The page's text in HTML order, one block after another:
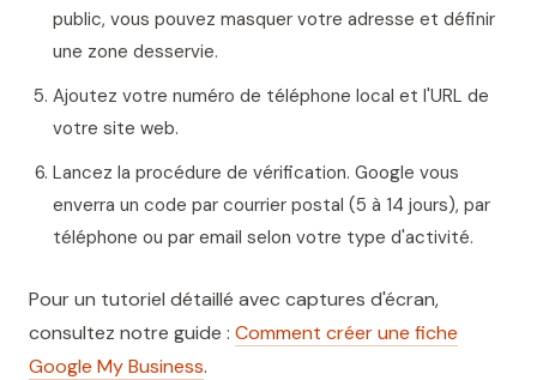
public, vous pouvez masquer votre adresse et définir
une zone desservie.
Ajoutez votre numéro de téléphone local et l'URL de
votre site web.
Lancez la procédure de vérification. Google vous
enverra un code par courrier postal (5 à 14 jours), par
téléphone ou par email selon votre type d'activité.
Pour un tutoriel détaillé avec captures d'écran,
consultez notre guide : Comment créer une fiche
Google My Business.